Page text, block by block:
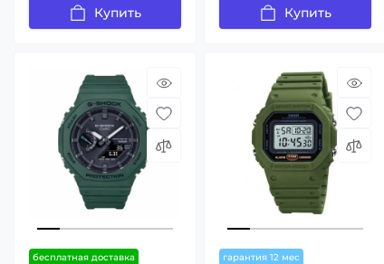
Купить Купить
бесплатная доставка
гарантия 12 мес